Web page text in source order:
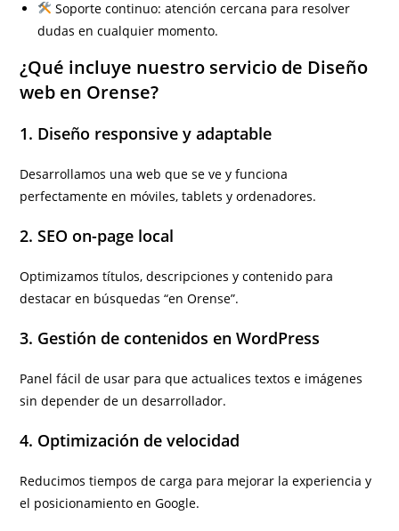
Soporte continuo: atención cercana para resolver
dudas en cualquier momento.
¿Qué incluye nuestro servicio de Diseño
web en Orense?
1. Diseño responsive y adaptable
Desarrollamos una web que se ve y funciona
perfectamente en móviles, tablets y ordenadores.
2. SEO on-page local
Optimizamos títulos, descripciones y contenido para
destacar en búsquedas “en Orense”.
3. Gestión de contenidos en WordPress
Panel fácil de usar para que actualices textos e imágenes
sin depender de un desarrollador.
4. Optimización de velocidad
Reducimos tiempos de carga para mejorar la experiencia y
el posicionamiento en Google.